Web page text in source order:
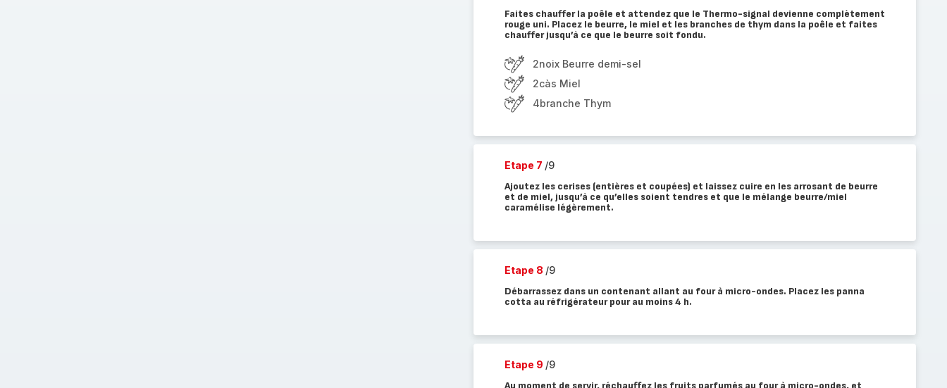
Faites chauffer la poêle et attendez que le Thermo-signal devienne complètement
rouge uni. Placez le beurre, le miel et les branches de thym dans la poêle et faites
chauffer jusqu’à ce que le beurre soit fondu.
2noix Beurre demi-sel
2càs Miel
4branche Thym
Etape 7 /9
Ajoutez les cerises (entières et coupées) et laissez cuire en les arrosant de beurre
et de miel, jusqu’à ce qu’elles soient tendres et que le mélange beurre/miel
caramélise légèrement.
Etape 8 /9
Débarrassez dans un contenant allant au four à micro-ondes. Placez les panna
cotta au réfrigérateur pour au moins 4 h.
Etape 9 /9
Au moment de servir, réchauffez les fruits parfumés au four à micro-ondes, et